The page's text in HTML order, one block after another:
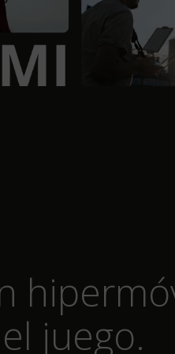
juego.